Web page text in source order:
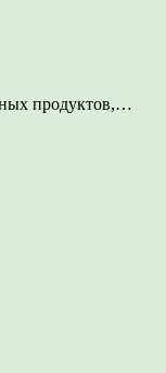
продуктов,…